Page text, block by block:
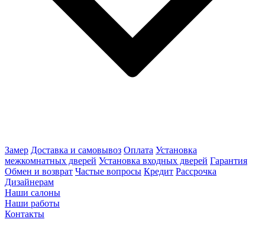
Замер Доставка и самовывоз Оплата Установка
межкомнатных дверей Установка входных дверей Гарантия
Обмен и возврат Частые вопросы Кредит Рассрочка
Дизайнерам
Наши салоны
Наши работы
Контакты